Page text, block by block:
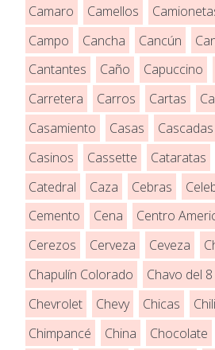
Camaro Camellos
Campo
Cancha Cancún
Cantantes
Caño Capuccino
Carretera
Carros Cartas
Casamiento
Casas Cascadas
Casinos
Cassette Cataratas
Catedral
Caza Cebras
Cemento
Cena Centro
Cerezos
Cerveza Ceveza
Chapulín Colorado
Chavo del 8
Chevrolet
Chevy Chicas
Chimpancé
China Chocolate